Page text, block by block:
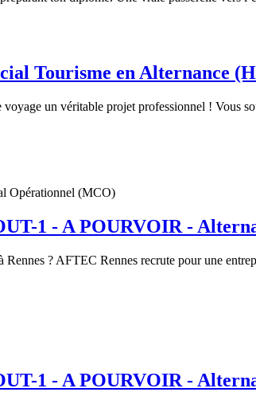
Tourisme en Alternance
voyage un véritable projet professionnel ! Vous
Opérationnel (MCO)
1 - A POURVOIR -
Rennes ? AFTEC Rennes recrute pour une
1 - A POURVOIR -